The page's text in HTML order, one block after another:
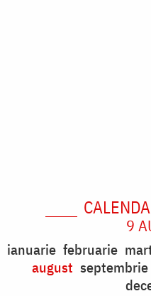
9
ianuarie februarie
august septembrie